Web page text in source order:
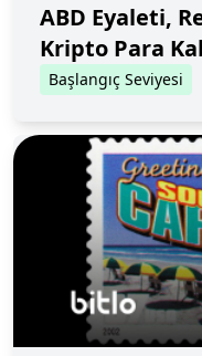
ABD Eyaleti,
Kripto Para
Başlangıç Seviyesi